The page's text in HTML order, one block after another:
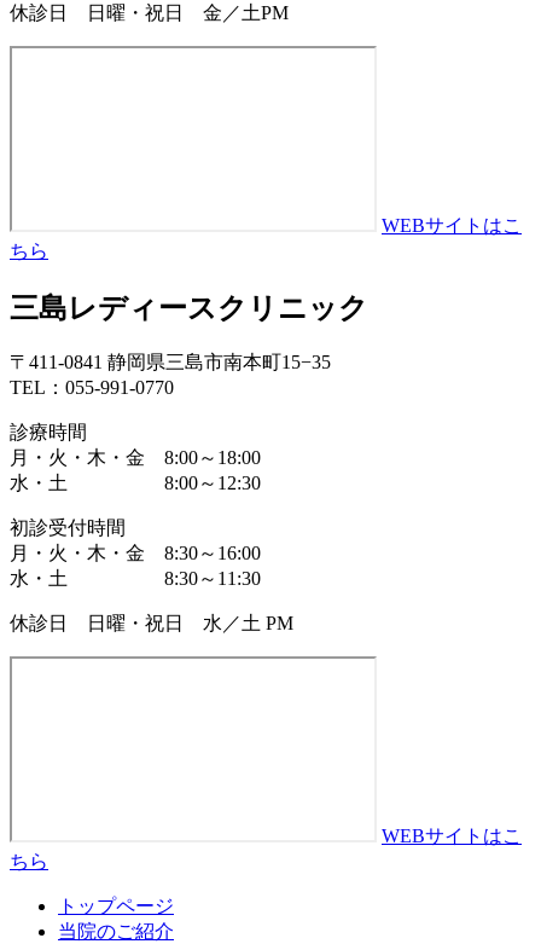
休診日 日曜・祝日 金／土PM
WEBサイトはこ
ちら
三島レディースクリニック
〒411-0841 静岡県三島市南本町15−35
TEL：055-991-0770
診療時間
月・火・木・金 8:00～18:00
水・土 8:00～12:30
初診受付時間
月・火・木・金 8:30～16:00
水・土 8:30～11:30
休診日 日曜・祝日 水／土 PM
WEBサイトはこ
ちら
トップページ
当院のご紹介